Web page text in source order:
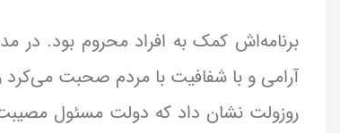
برنامه‌‌اش کمک به افراد محروم بود. در
آرامی و با شفافیت با مردم صحبت می‌کرد و
روزولت نشان داد که دولت مسئول